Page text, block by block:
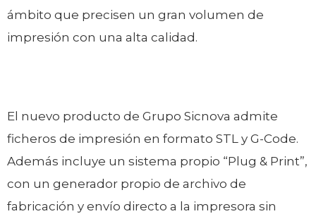
ámbito que precisen un gran volumen de
impresión con una alta calidad.
El nuevo producto de Grupo Sicnova admite
ficheros de impresión en formato STL y G-Code.
Además incluye un sistema propio “Plug & Print”,
con un generador propio de archivo de
fabricación y envío directo a la impresora sin